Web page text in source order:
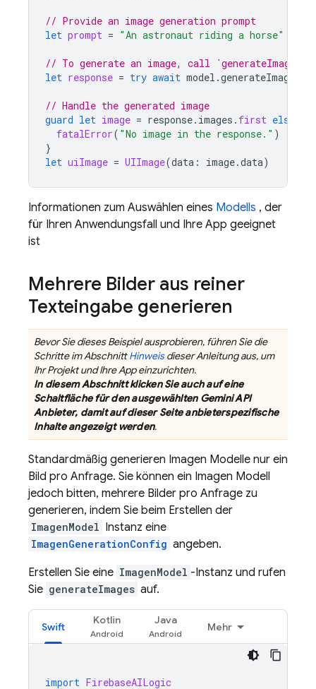
// Provide an image generation prompt
let prompt = "An astronaut riding a horse"
// To generate an image, call
let response = try await model .generateImages
// Handle the generated image
guard let image = response. images . first else
fatalError( "No image in the response." )
}
let uiImage = UIImage(data : image.data)
Informationen zum Auswählen eines Modells , der
für Ihren Anwendungsfall und Ihre App geeignet
ist
Mehrere Bilder aus reiner
Texteingabe generieren
Bevor Sie dieses Beispiel ausprobieren, führen Sie die
Schritte im AbschnittHinweisdieser Anleitung aus, um
Ihr Projekt und Ihre App einzurichten.
In diesem Abschnitt klicken Sie auch auf eine
Schaltfläche für den ausgewählten Gemini API
Anbieter, damit auf dieser Seite anbieterspezifische
Inhalte angezeigt werden.
Standardmäßig generieren Imagen Modelle nur ein
Bild pro Anfrage. Sie können ein Imagen Modell
jedoch bitten, mehrere Bilder pro Anfrage zu
generieren, indem Sie beim Erstellen der
ImagenModel Instanz eine
ImagenGenerationConfig angeben.
Erstellen Sie eine ImagenModel -Instanz und rufen
Sie generateImages auf.
Swift
Kotlin Java
Mehr
import FirebaseAILogic